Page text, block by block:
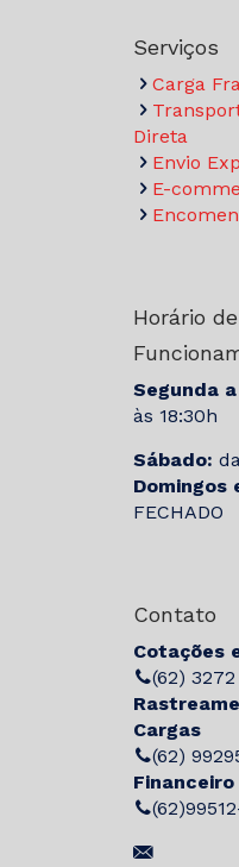
Serviços
Carga
Direta
Envio
E-
Horário de
Segunda
às 18:30h
Sábado:
Domingos
FECHADO
Contato
Cotações
(62)
Cargas
(62)
Financeiro